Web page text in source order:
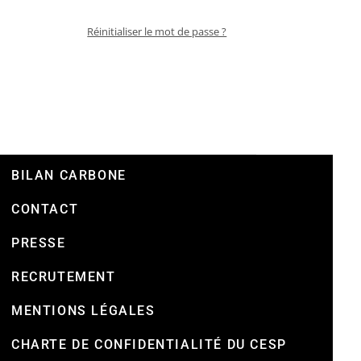
Réinitialiser le mot de passe ?
BILAN CARBONE
CONTACT
PRESSE
RECRUTEMENT
MENTIONS LÉGALES
CHARTE DE CONFIDENTIALITÉ DU CESP